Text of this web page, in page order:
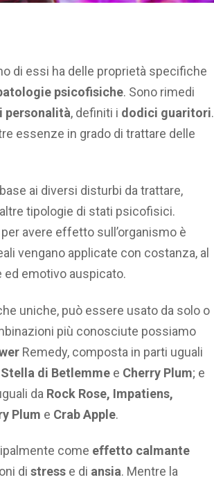
di essi ha delle proprietà specifiche
psicofisiche. Sono rimedi
personalità, definiti i dodici guaritori.
essenze in grado di trattare delle
ai diversi disturbi da trattare,
tipologie di stati psicofisici.
avere effetto sull’organismo è
vengano applicate con costanza, al
ed emotivo auspicato.
uniche, può essere usato da solo o
più conosciute possiamo
Remedy, composta in parti uguali
di Betlemme e Cherry Plum; e
da Rock Rose, Impatiens,
Plum e CrabApple.
come effetto calmante
di stress e di ansia. Mentre la